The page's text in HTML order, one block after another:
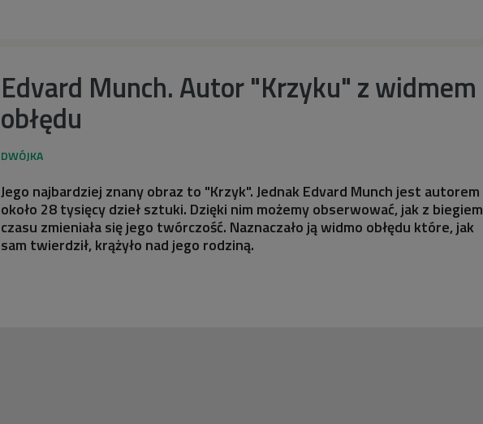
Edvard Munch. Autor "Krzyku" z widmem
obłędu
Jego najbardziej znany obraz to "Krzyk". Jednak Edvard Munch jest autorem
około 28 tysięcy dzieł sztuki. Dzięki nim możemy obserwować, jak z biegiem
czasu zmieniała się jego twórczość. Naznaczało ją widmo obłędu które, jak
sam twierdził, krążyło nad jego rodziną.